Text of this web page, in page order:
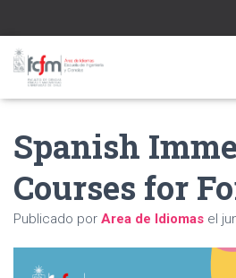
Spanish
Courses for
Publicado por Area de Idiomas el